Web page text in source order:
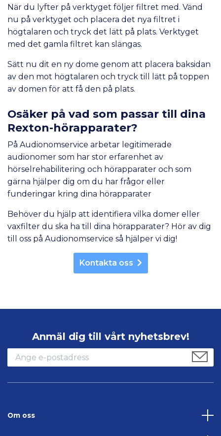
När du lyfter på verktyget följer filtret med. Vänd
nu på verktyget och placera det nya filtret i
högtalaren och tryck det lätt på plats. Verktyget
med det gamla filtret kan slängas.
Sätt nu dit en ny dome genom att placera baksidan
av den mot högtalaren och tryck till lätt på toppen
av domen för att få den på plats.
Osäker på vad som passar till dina
Rexton-hörapparater?
På Audionomservice arbetar legitimerade
audionomer som har stor erfarenhet av
hörselrehabilitering och hörapparater och som
gärna hjälper dig om du har frågor eller
funderingar kring dina hörapparater
Behöver du hjälp att identifiera vilka domer eller
vaxfilter du ska ha till dina hörapparater? Hör av dig
till oss på Audionomservice så hjälper vi dig!
Kontakta oss
Anmäl dig till vårt nyhetsbrev!
Om oss